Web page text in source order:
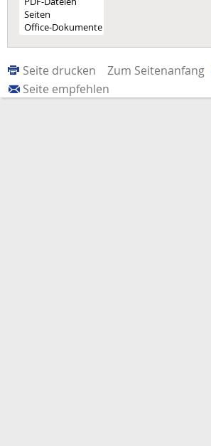
Zum Seitenanfang
Seite drucken
Seite empfehlen